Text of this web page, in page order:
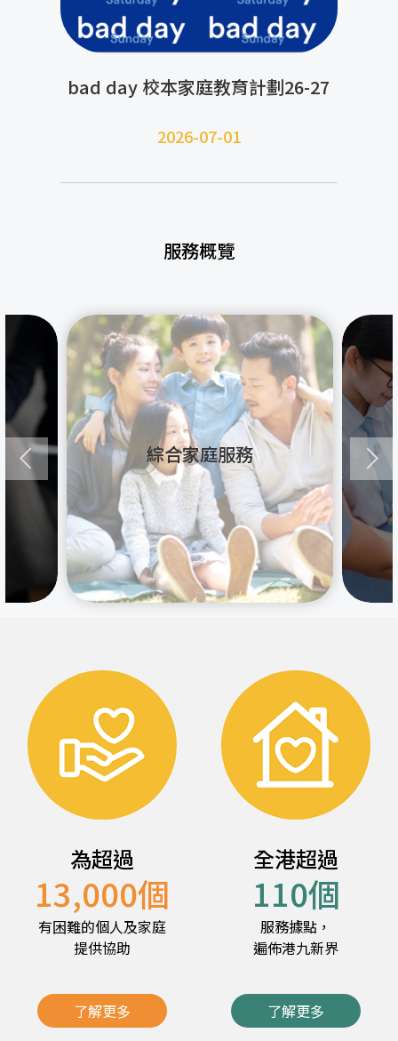
bad day 校本家庭教育計劃26-27
2026-07-01
服務概覽
綜合家庭服務
為超過
13,000個
有困難的個人及家庭
提供協助
了解更多
全港超過
110個
服務據點，
遍佈港九新界
了解更多